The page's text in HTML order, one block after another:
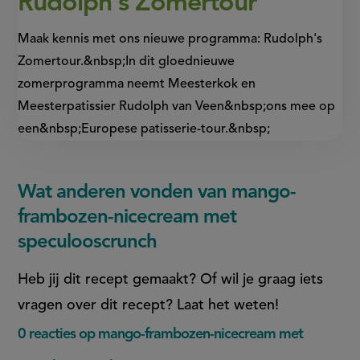
Maak kennis met ons nieuwe programma: Rudolph's
Zomertour.&nbsp;In dit gloednieuwe
zomerprogramma neemt Meesterkok en
Meesterpatissier Rudolph van Veen&nbsp;ons mee op
een&nbsp;Europese patisserie-tour.&nbsp;
Wat anderen vonden van mango-
frambozen-nicecream met
speculooscrunch
Heb jij dit recept gemaakt? Of wil je graag iets
vragen over dit recept? Laat het weten!
0 reacties op mango-frambozen-nicecream met